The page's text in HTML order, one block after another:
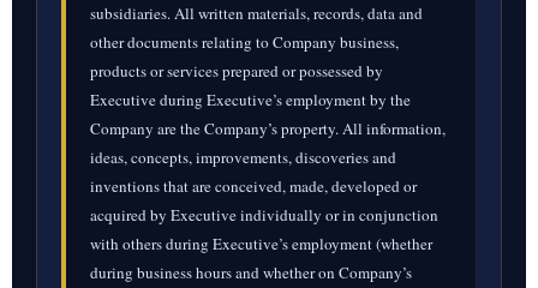
subsidiaries. All written materials, records, data and
other documents relating to Company business,
products or services prepared or possessed by
Executive during Executive’s employment by the
Company are the Company’s property. All information,
ideas, concepts, improvements, discoveries and
inventions that are conceived, made, developed or
acquired by Executive individually or in conjunction
with others during Executive’s employment (whether
during business hours and whether on Company’s